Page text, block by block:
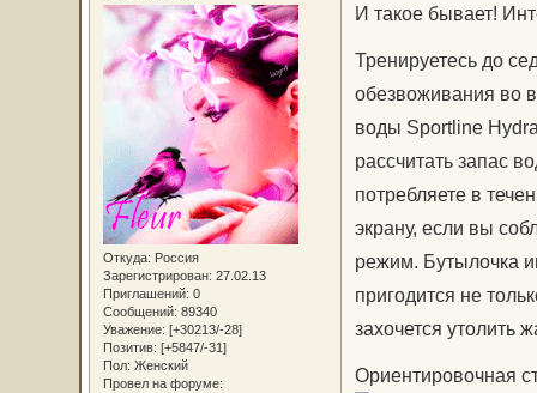
Откуда: Россия
Зарегистрирован: 27.02.13
Приглашений: 0
Сообщений: 89340
Уважение: [+30213/-28]
Позитив: [+5847/-31]
Пол: Женский
Провел на форуме:
И такое бывает!
Тренируетесь до
обезвоживания во
воды Sportline
рассчитать запас
потребляете в
экрану, если вы
режим. Бутылочка
пригодится не
захочется утолить
Ориентировочная